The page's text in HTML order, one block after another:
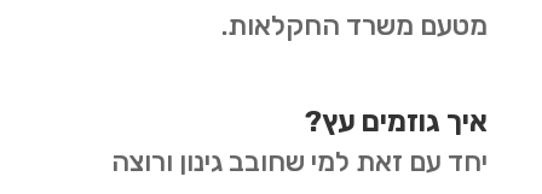
מטעם משרד החקלאות.
איך גוזמים עץ?
יחד עם זאת למי שחובב גינון ורוצה